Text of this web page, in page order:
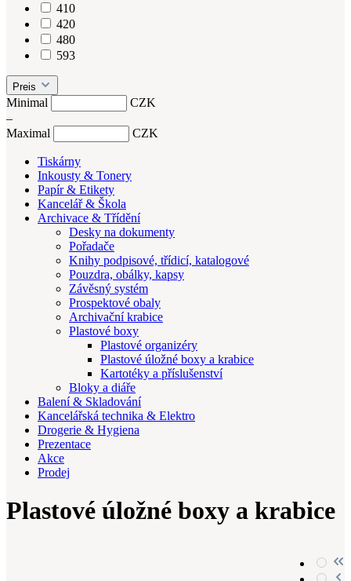
410
420
480
593
Preis
Minimal
CZK
–
Maximal
CZK
Tiskárny
Inkousty & Tonery
Papír & Etikety
Kancelář & Škola
Archivace & Třídění
Desky na dokumenty
Pořadače
Knihy podpisové, třídicí, katalogové
Pouzdra, obálky, kapsy
Závěsný systém
Prospektové obaly
Archivační krabice
Plastové boxy
Plastové organizéry
Plastové úložné boxy a krabice
Kartotéky a příslušenství
Bloky a diáře
Balení & Skladování
Kancelářská technika & Elektro
Drogerie & Hygiena
Prezentace
Akce
Prodej
Plastové úložné boxy a krabice